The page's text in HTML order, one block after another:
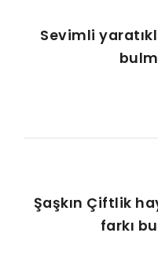
Sevimli
Şaşkın Çiftlik
farkı